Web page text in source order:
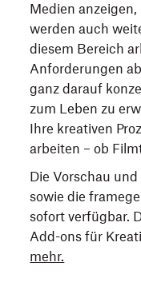
Medien
werden auch
diesem Bereich
Anforderungen
ganz darauf
zum Leben zu
Ihre kreativen
arbeiten – ob
Die Vorschau
sowie die
sofort verfügbar.
Add-ons für
mehr.